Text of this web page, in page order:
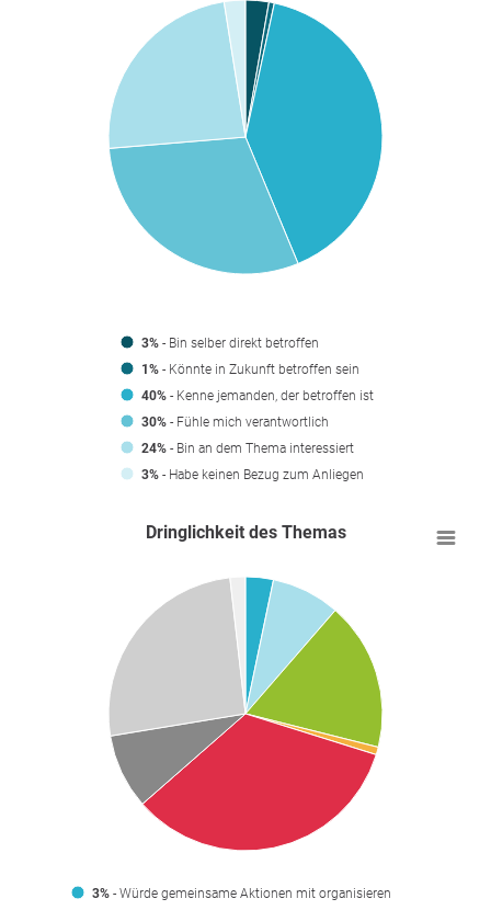
3% - Bin selber direkt betroffen
1% - Könnte in Zukunft betroffen sein
40% - Kenne jemanden, der betroffen ist
30% - Fühle mich verantwortlich
24% - Bin an dem Thema interessiert
3% - Habe keinen Bezug zum Anliegen
Dringlichkeit des Themas
3% - Würde gemeinsame Aktionen mit organisieren